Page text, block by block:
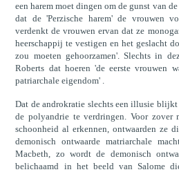
een harem moet dingen om de gunst van
dat de 'Perzische harem' de vrouwen
verdenkt de vrouwen ervan dat ze
heerschappij te vestigen en het geslacht
zou moeten gehoorzamen'. Slechts in
Roberts dat hoeren 'de eerste vrouwen
patriarchale eigendom' .
Dat de androkratie slechts een illusie blijkt
de polyandrie te verdringen. Voor zover
schoonheid al erkennen, ontwaarden ze
demonisch ontwaarde matriarchale
Macbeth, zo wordt de demonisch
belichaamd in het beeld van Salome